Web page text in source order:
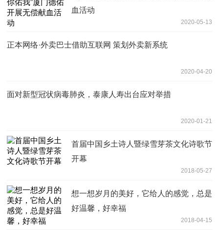
血活动
2020-05-13
正本网络·外卖巴士借助互联网 策划外卖新系统
2020-04-20
面对新型冠状病毒肺炎，泰康人寿出台应对举措
2020-01-21
首届中国乡土诗人暨绿雪芽茶文化诗歌节
开幕
2018-05-27
想一想岁月的美好，它给人的感觉，总是
好温馨，好幸福
2018-04-15